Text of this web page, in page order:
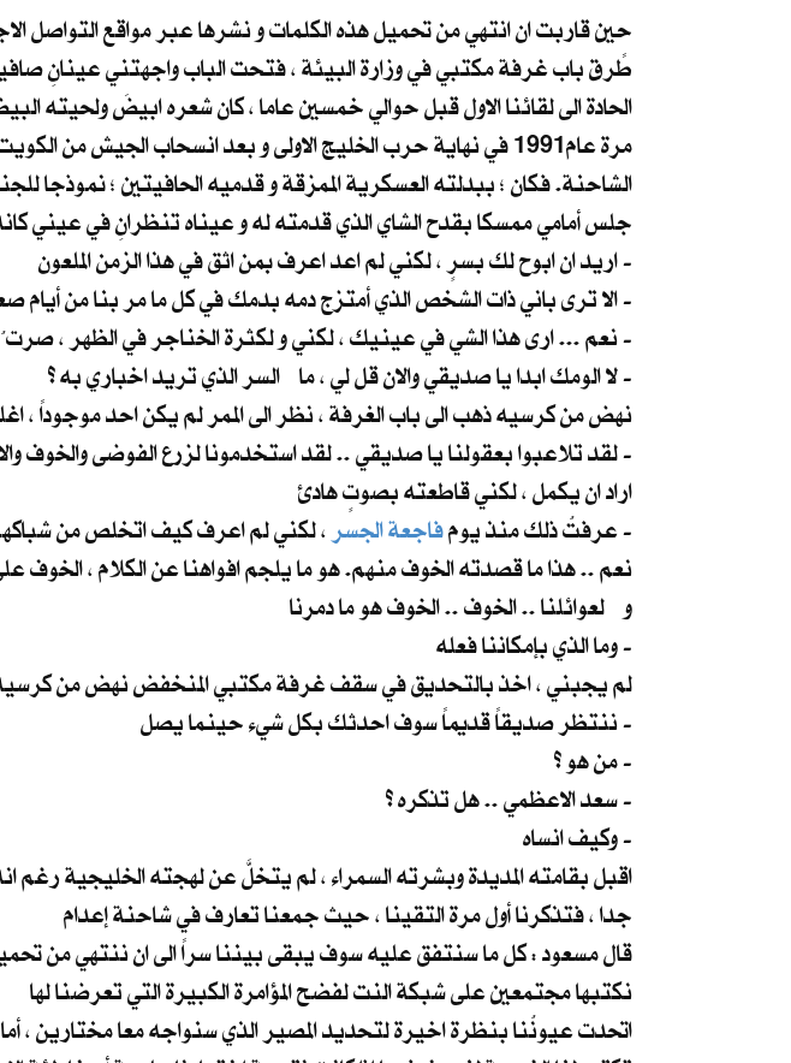
حين قاربت ان انتهي من تحميل هذه الكلمات و نشرها عبر مواقع التواصل
طًرق باب غرفة مكتبي في وزارة البيئة ، فتحت الباب واجهتني عينانِ
الحادة الى لقائنا الاول قبل حوالي خمسين عاما ، كان شعره ابيضَ ولحيته
مرة عام1991 في نهاية حرب الخليج الاولى و بعد انسحاب الجيش من الكويت. فكان اغرب لقاء و
الشاحنة. فكان ؛ ببدلته العسكرية الممزقة و قدميه الحافيتين ؛ نموذجا
جلس أمامي ممسكا بقدح الشاي الذي قدمته له و عيناه تنظرانِ في عيني
اريد ان ابوح لك بسرٍ ، لكني لم اعد اعرف بمن اثق في هذا الزمن الملعون -
الا ترى باني ذات الشخص الذي أمتزج دمه بدمك في كل ما مر بنا من أيام صعبة ... الا ترى نفس الصدق في عينيّ صديق قديم -
نعم ... ارى هذا الشي في عينيك ، لكني و لكثرة الخناجر في الظهر ، صرت ُ اخشى من الأصدقاء اكثر من الاعداء -
لا الومك ابدا يا صديقي والان قل لي ، ما السر الذي تريد اخباري به ؟ -
نهض من كرسيه ذهب الى باب الغرفة ، نظر الى الممر لم يكن احد موجوداً
لقد تلاعبوا بعقولنا يا صديقي .. لقد استخدمونا لزرع الفوضى والخوف والاكاذيب ، كنا نحن الات في ايديهم ، نحن وسائلهم الخفية -
اراد ان يكمل ، لكني قاطعته بصوتٍ هادئ
عرفتُ ذلك منذ يومفاجعة الجسر ، لكني لم اعرف كيف اتخلص من شباكهم لحد الان .. كنت خائفا من سطوتهم و نفوذهم العالمي -
و لعوائلنا .. الخوف .. الخوف هو ما دمرنا
وما الذي بإمكاننا فعله -
لم يجبني ، اخذ بالتحديق في سقف غرفة مكتبي المنخفض نهض من
ننتظر صديقاً قديماً سوف احدثك بكل شيء حينما يصل -
من هو ؟ -
سعد الاعظمي .. هل تذكره ؟ -
وكيف انساه -
اقبل بقامته المديدة وبشرته السمراء ، لم يتخلَّ عن لهجته الخليجية رغم
جدا ، فتذكرنا أول مرة التقينا ، حيث جمعنا تعارف في شاحنة إعدام
قال مسعود : كل ما سنتفق عليه سوف يبقى بيننا سراً الى ان ننتهي من
نكتبها مجتمعين على شبكة النت لفضح المؤامرة الكبيرة التي تعرضنا لها
اتحدت عيونُنا بنظرة اخيرة لتحديد المصير الذي سنواجه معا مختارين ، أما